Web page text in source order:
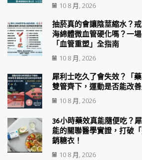
10 8 月, 2026
抽菸真的會讓陰莖縮水？
海綿體微血管硬化嗎？一
「血管重塑」全指南
10 8 月, 2026
犀利士吃久了會失效？「
雙管齊下，運動是否能改
10 8 月, 2026
36小時藥效真能隨便吃？
能的關聯醫學實證，打破
銷糖衣！
10 8 月, 2026